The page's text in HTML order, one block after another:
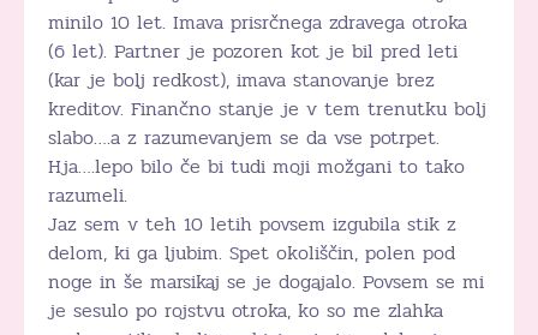
minilo 10 let. Imava prisrčnega zdravega otroka
(6 let). Partner je pozoren kot je bil pred leti
(kar je bolj redkost), imava stanovanje brez
kreditov. Finančno stanje je v tem trenutku bolj
slabo….a z razumevanjem se da vse potrpet.
Hja….lepo bilo če bi tudi moji možgani to tako
razumeli.
Jaz sem v teh 10 letih povsem izgubila stik z
delom, ki ga ljubim. Spet okoliščin, polen pod
noge in še marsikaj se je dogajalo. Povsem se mi
je sesulo po rojstvu otroka, ko so me zlahka